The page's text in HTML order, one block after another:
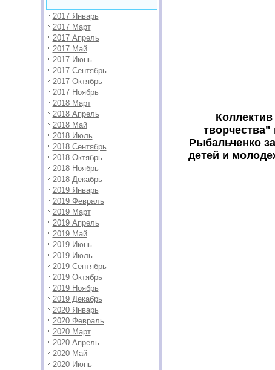
2017 Январь
2017 Март
2017 Апрель
2017 Май
2017 Июнь
2017 Сентябрь
2017 Октябрь
2017 Ноябрь
2018 Март
2018 Апрель
2018 Май
2018 Июль
2018 Сентябрь
2018 Октябрь
2018 Ноябрь
2018 Декабрь
2019 Январь
2019 Февраль
2019 Март
2019 Апрель
2019 Май
2019 Июнь
2019 Июль
2019 Сентябрь
2019 Октябрь
2019 Ноябрь
2019 Декабрь
2020 Январь
2020 Февраль
2020 Март
2020 Апрель
2020 Май
2020 Июнь
Рыбальченко
детей и